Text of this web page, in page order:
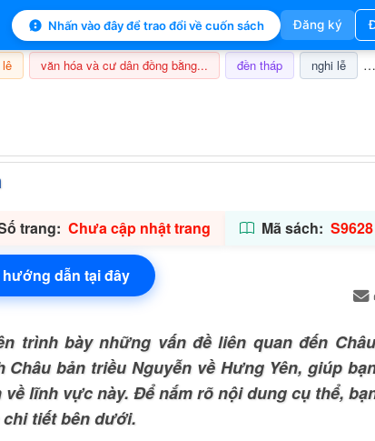
Nhấn vào đây để trao đổi về cuốn sách Đăng ký
văn hóa và cư dân đồng bằng... đền tháp nghi lễ
trang: Chưa cập nhật trang Mã sách: S9628
hướng dẫn tại đây
trình bày những vấn đề liên quan đến
bản triều Nguyễn về Hưng Yên, giúp
lĩnh vực này. Để nắm rõ nội dung cụ thể,
tiết bên dưới.